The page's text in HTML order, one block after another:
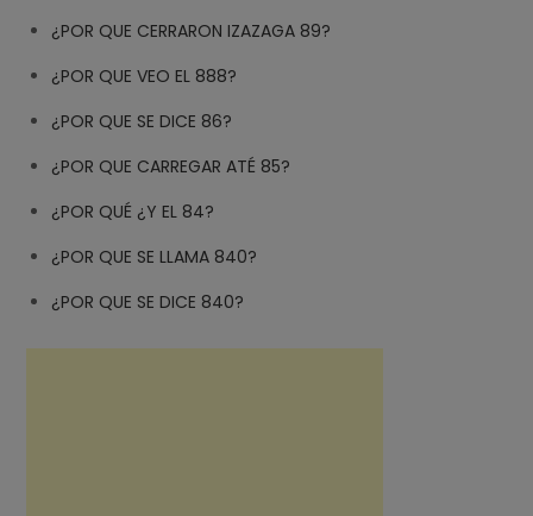
¿POR QUE CERRARON IZAZAGA 89?
¿POR QUE VEO EL 888?
¿POR QUE SE DICE 86?
¿POR QUE CARREGAR ATÉ 85?
¿POR QUÉ ¿Y EL 84?
¿POR QUE SE LLAMA 840?
¿POR QUE SE DICE 840?